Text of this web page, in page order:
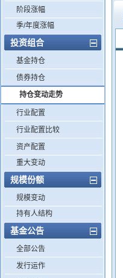
阶段涨幅
季/年度涨幅
投资组合
基金持仓
债券持仓
持仓变动走势
行业配置
行业配置比较
资产配置
重大变动
规模份额
规模变动
持有人结构
基金公告
全部公告
发行运作